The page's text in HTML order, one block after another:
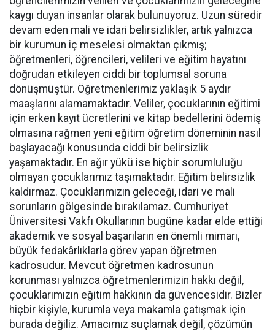
kaygı duyan insanlar olarak bulunuyoruz. Uzun süredir
devam eden mali ve idari belirsizlikler, artık yalnızca
bir kurumun iç meselesi olmaktan çıkmış;
öğretmenleri, öğrencileri, velileri ve eğitim hayatını
doğrudan etkileyen ciddi bir toplumsal soruna
dönüşmüştür. Öğretmenlerimiz yaklaşık 5 aydır
maaşlarını alamamaktadır. Veliler, çocuklarının eğitimi
için erken kayıt ücretlerini ve kitap bedellerini ödemiş
olmasına rağmen yeni eğitim öğretim döneminin nasıl
başlayacağı konusunda ciddi bir belirsizlik
yaşamaktadır. En ağır yükü ise hiçbir sorumluluğu
olmayan çocuklarımız taşımaktadır. Eğitim belirsizlik
kaldırmaz. Çocuklarımızın geleceği, idari ve mali
sorunların gölgesinde bırakılamaz. Cumhuriyet
Üniversitesi Vakfı Okullarının bugüne kadar elde ettiği
akademik ve sosyal başarıların en önemli mimarı,
büyük fedakârlıklarla görev yapan öğretmen
kadrosudur. Mevcut öğretmen kadrosunun
korunması yalnızca öğretmenlerimizin hakkı değil,
çocuklarımızın eğitim hakkının da güvencesidir. Bizler
hiçbir kişiyle, kurumla veya makamla çatışmak için
burada değiliz. Amacımız suçlamak değil, çözümün